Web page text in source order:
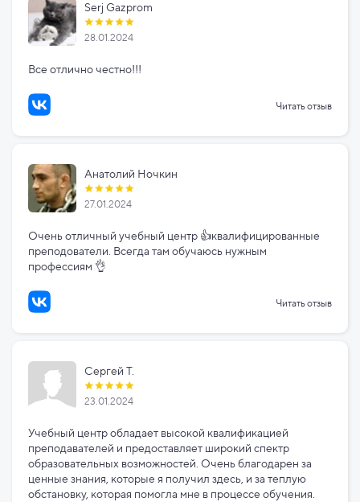
Serj Gazprom
28.01.2024
Все отлично честно!!!
Читать отзыв
Анатолий Ночкин
27.01.2024
Очень отличный учебный центр 👍квалифицированные
преподователи. Всегда там обучаюсь нужным
профессиям 👌
Читать отзыв
Сергей Т.
23.01.2024
Учебный центр обладает высокой квалификацией
преподавателей и предоставляет широкий спектр
образовательных возможностей. Очень благодарен за
ценные знания, которые я получил здесь, и за теплую
обстановку, которая помогла мне в процессе обучения.